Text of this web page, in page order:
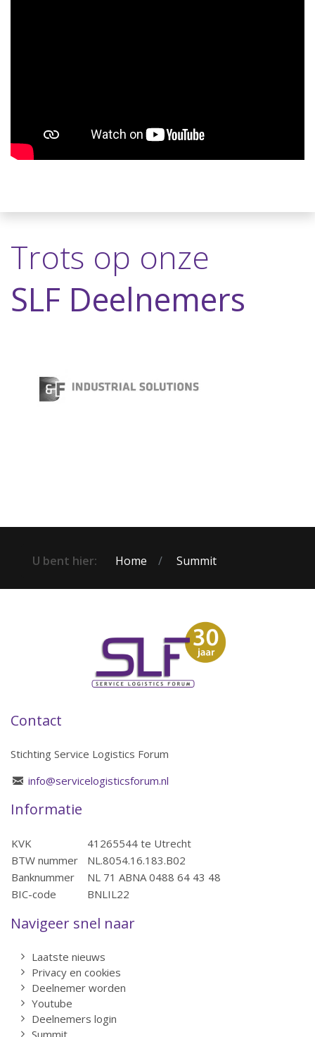
Trots op onze
SLF Deelnemers
U bent hier: Home Summit
Contact
Stichting Service Logistics Forum
info@servicelogisticsforum.nl
Informatie
KVK
41265544 te Utrecht
BTW nummer
NL.8054.16.183.B02
Banknummer
NL 71 ABNA 0488 64 43 48
BIC-code
BNLIL22
Navigeer snel naar
Laatste nieuws
Privacy en cookies
Deelnemer worden
Youtube
Deelnemers login